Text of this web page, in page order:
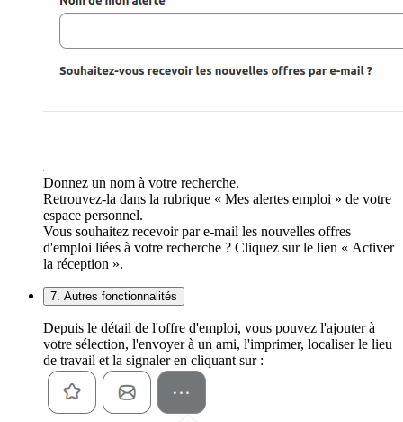
Donnez un nom à votre recherche.
Retrouvez-la dans la rubrique « Mes alertes emploi » de votre
espace personnel.
Vous souhaitez recevoir par e-mail les nouvelles offres
d'emploi liées à votre recherche ? Cliquez sur le lien « Activer
la réception ».
7. Autres fonctionnalités
Depuis le détail de l'offre d'emploi, vous pouvez l'ajouter à
votre sélection, l'envoyer à un ami, l'imprimer, localiser le lieu
de travail et la signaler en cliquant sur :